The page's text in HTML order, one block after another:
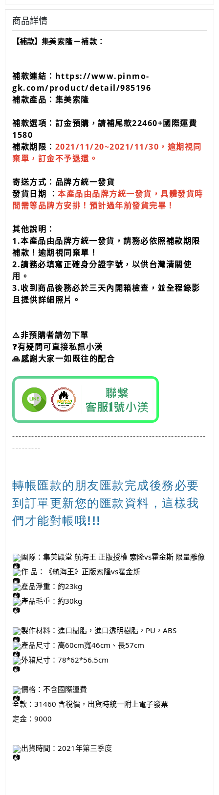
商品詳情
【補款】 集美索隆－補款：
補款連結： https://www.pinmo-
gk.com/product/detail/985196
補款產品：集美索隆
補款選項：訂金預購，請補尾款22460+國際運費
1580
補款期限： 2021/11/20~2021/11/30，逾期視同
棄單，訂金不予退還。
寄送方式：品牌方統一發貨
發貨日期 ： 本產品由品牌方統一發貨，具體發貨時
間需等品牌方安排！預計過年前發貨完畢！
其他說明：
1.本產品由品牌方統一發貨，請務必依照補款期限
補款！逾期視同棄單！
2.請務必填寫正確身分證字號，以供台灣清關使
用。
3.收到商品後務必於三天內開箱檢查，並全程錄影
且提供詳細照片。
⚠️非預購者請勿下單
❓有疑問可直接私訊小渼
🙏感謝大家一如既往的配合
-------------------------------------------------------------
---------
轉帳匯款的朋友匯款完成後務必要
到訂單更新您的匯款資料，這樣我
們才能對帳哦!!!
團隊：集美殿堂 航海王 正版授權 索隆vs霍金斯 限量雕像
作 品：《航海王》正版索隆vs霍金斯
產品淨重：約23kg
產品毛重：約30kg
製作材料：進口樹脂，進口透明樹脂，PU，ABS
產品尺寸：高60cm寬46cm、長57cm
外箱尺寸：78*62*56.5cm
價格：不含國際運費
全款：31460 含稅價，出貨時統一附上電子發票
定金：9000
出貨時間：2021年第三季度